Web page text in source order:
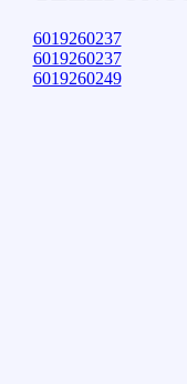
6019260237
6019260237
6019260249